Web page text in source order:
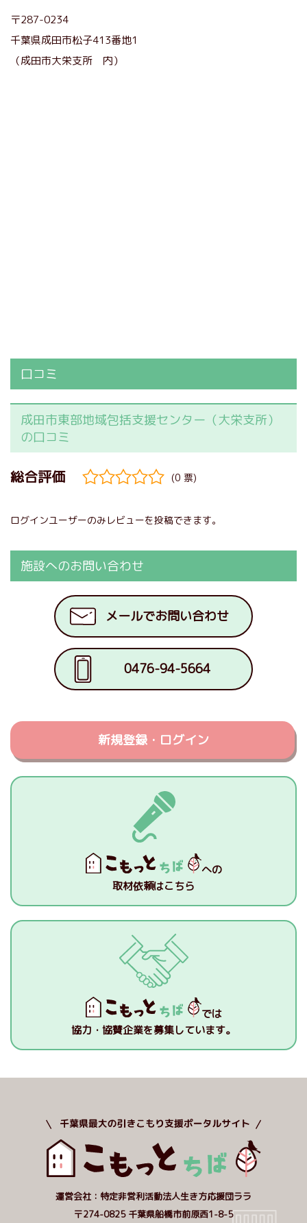
〒287-0234
千葉県成田市松子413番地1
（成田市大栄支所 内）
口コミ
成田市東部地域包括支援センター（大栄支所）
の口コミ
(0 票)
ログインユーザーのみレビューを投稿できます。
施設へのお問い合わせ
メールでお問い合わせ
0476-94-5664
新規登録・ログイン
への
取材依頼はこちら
では
協力・協賛企業を募集しています。
運営会社：特定非営利活動法人生き方応援団ララ
〒274-0825 千葉県船橋市前原西1-8-5